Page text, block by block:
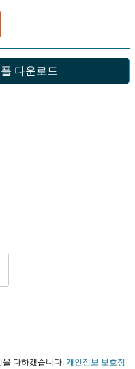
다운로드
다하겠습니다.개인정보 보호정